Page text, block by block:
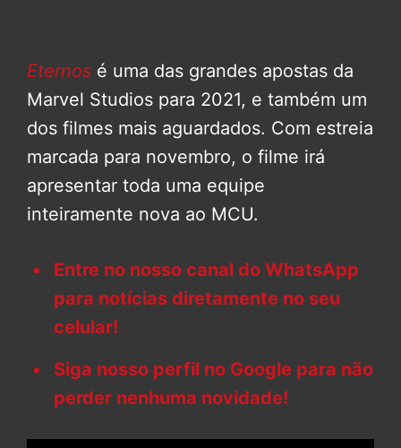
Eternos é uma das grandes apostas da
Marvel Studios para 2021, e também um
dos filmes mais aguardados. Com estreia
marcada para novembro, o filme irá
apresentar toda uma equipe
inteiramente nova ao MCU.
Entre no nosso canal do WhatsApp
para notícias diretamente no seu
celular!
Siga nosso perfil no Google para não
perder nenhuma novidade!